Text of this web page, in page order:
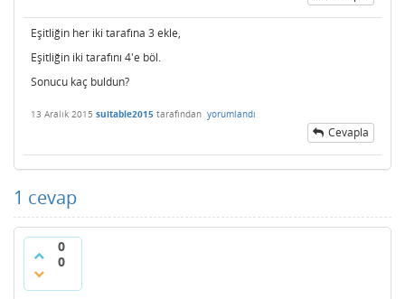
Eşitliğin her iki tarafına 3 ekle,
Eşitliğin iki tarafını 4'e böl.
Sonucu kaç buldun?
13 Aralık 2015 suitable2015 tarafından yorumlandı
Cevapla
1 cevap
0
0